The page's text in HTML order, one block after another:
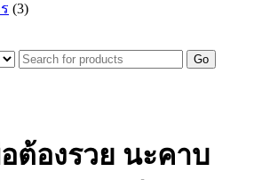
(3)
Go
ต้องรวย นะคาบ